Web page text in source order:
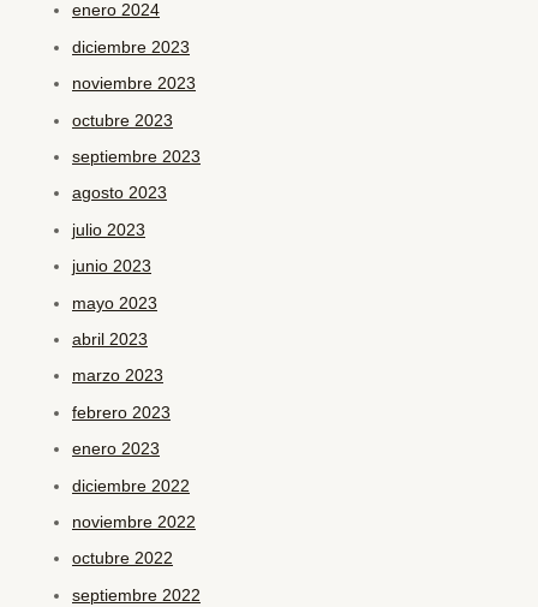
enero 2024
diciembre 2023
noviembre 2023
octubre 2023
septiembre 2023
agosto 2023
julio 2023
junio 2023
mayo 2023
abril 2023
marzo 2023
febrero 2023
enero 2023
diciembre 2022
noviembre 2022
octubre 2022
septiembre 2022